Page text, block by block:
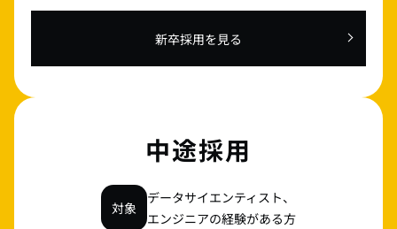
新卒採用を見る
中途採用
対象
データサイエンティスト、
エンジニアの経験がある方